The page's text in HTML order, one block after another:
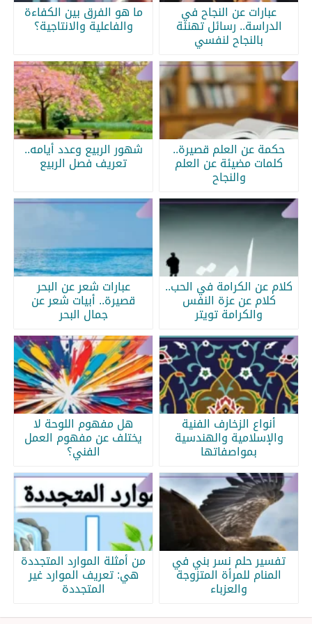
عبارات عن النجاح في
الدراسة.. رسائل تهنئة
بالنجاح لنفسي
ما هو الفرق بين الكفاءة
والفاعلية والانتاجية؟
حكمة عن العلم قصيرة..
كلمات مضيئة عن العلم
والنجاح
شهور الربيع وعدد أيامه..
تعريف فصل الربيع
كلام عن الكرامة في الحب..
كلام عن عزة النفس
والكرامة تويتر
عبارات شعر عن البحر
قصيرة.. أبيات شعر عن
جمال البحر
أنواع الزخارف الفنية
والإسلامية والهندسية
بمواصفاتها
هل مفهوم اللوحة لا
يختلف عن مفهوم العمل
الفني؟
تفسير حلم نسر بني في
المنام للمرأة المتزوجة
والعزباء
من أمثلة الموارد المتجددة
هي: تعريف الموارد غير
المتجددة